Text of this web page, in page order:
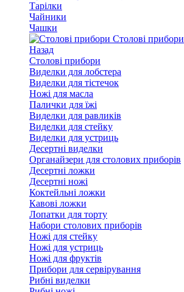
Тарілки
Чайники
Чашки
Столові прибори
Назад
Столові прибори
Виделки для лобстера
Виделки для тістечок
Ножі для масла
Палички для їжі
Виделки для равликів
Виделки для стейку
Виделки для устриць
Десертні виделки
Органайзери для столових приборів
Десертні ложки
Десертні ножі
Коктейльні ложки
Кавові ложки
Лопатки для торту
Набори столових приборів
Ножі для стейку
Ножі для устриць
Ножі для фруктів
Прибори для сервірування
Рибні виделки